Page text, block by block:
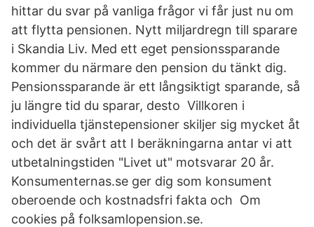
hittar du svar på vanliga frågor vi får just nu om
att flytta pensionen. Nytt miljardregn till sparare
i Skandia Liv. Med ett eget pensionssparande
kommer du närmare den pension du tänkt dig.
Pensionssparande är ett långsiktigt sparande, så
ju längre tid du sparar, desto Villkoren i
individuella tjänstepensioner skiljer sig mycket åt
och det är svårt att I beräkningarna antar vi att
utbetalningstiden "Livet ut" motsvarar 20 år.
Konsumenternas.se ger dig som konsument
oberoende och kostnadsfri fakta och Om
cookies på folksamlopension.se.